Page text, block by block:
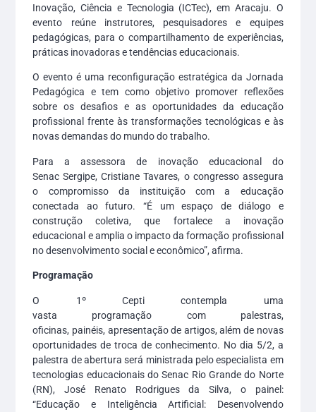
Inovação, Ciência e Tecnologia (ICTec), em Aracaju. O
evento reúne instrutores, pesquisadores e equipes
pedagógicas, para o compartilhamento de experiências,
práticas inovadoras e tendências educacionais.
O evento é uma reconfiguração estratégica da Jornada
Pedagógica e tem como objetivo promover reflexões
sobre os desafios e as oportunidades da educação
profissional frente às transformações tecnológicas e às
novas demandas do mundo do trabalho.
Para a assessora de inovação educacional do
Senac Sergipe, Cristiane Tavares, o congresso assegura
o compromisso da instituição com a educação
conectada ao futuro. “É um espaço de diálogo e
construção coletiva, que fortalece a inovação
educacional e amplia o impacto da formação profissional
no desenvolvimento social e econômico”, afirma.
Programação
O 1º Cepti contempla uma
vasta programação com palestras,
oficinas, painéis, apresentação de artigos, além de novas
oportunidades detroca de conhecimento. No dia 5/2, a
palestra de abertura será ministrada pelo especialista em
tecnologias educacionais do Senac Rio Grande do Norte
(RN), José Renato Rodrigues da Silva, o painel:
“Educação e Inteligência Artificial: Desenvolvendo